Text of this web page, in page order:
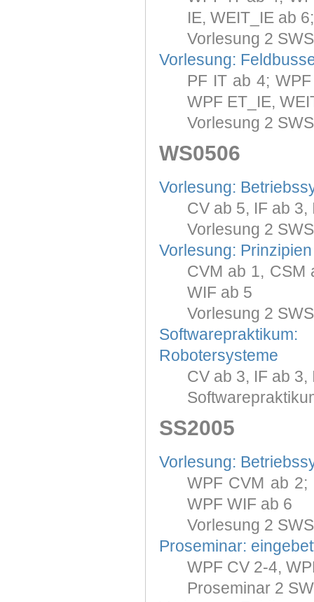
IE, WEIT_IE ab 6;
Vorlesung 2
Vorlesung:
PF IT ab 4;
WPF ET_IE,
Vorlesung 2
WS0506
Vorlesung:
CV ab 5, IF ab 3,
Vorlesung 2
Vorlesung:
CVM ab 1, CSM
WIF ab 5
Vorlesung 2
Robotersysteme
CV ab 3, IF ab 3,
SS2005
Vorlesung:
WPF CVM ab
WPF WIF ab 6
Vorlesung 2
Proseminar:
WPF CV 2-4,
Proseminar 2